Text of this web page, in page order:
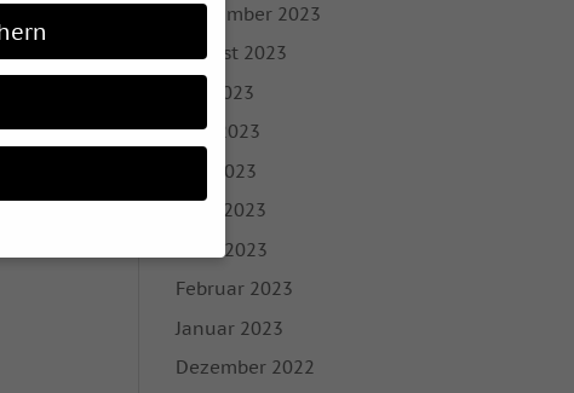
September 2023
August 2023
Juli 2023
Juni 2023
Mai 2023
April 2023
März 2023
Februar 2023
Januar 2023
Dezember 2022